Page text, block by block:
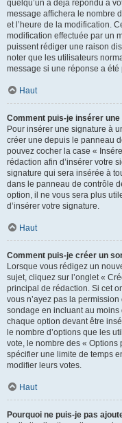
quelqu’un a déjà répondu à
message affichera le nombre
et l’heure de la modification.
modification effectuée par un
puissent rédiger une raison
noter que les utilisateurs
message si une réponse a été
Haut
Comment puis-je insérer
Pour insérer une signature à
créer une depuis le panneau
pouvez cocher la case «
rédaction afin d’insérer votre
signature qui sera insérée à
dans le panneau de contrôle
option, il ne vous sera plus
d’insérer votre signature.
Haut
Comment puis-je créer un
Lorsque vous rédigez un
sujet, cliquez sur l’onglet «
principal de rédaction. Si cet
vous n’ayez pas la
sondage en incluant au
chaque option devant être
le nombre d’options que les
vote, le nombre des «
spécifier une limite de temps
modifier leurs votes.
Haut
Pourquoi ne puis-je pas